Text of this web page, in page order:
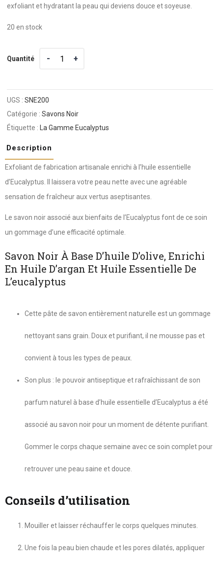
exfoliant et hydratant la peau qui deviens douce et soyeuse.
20 en stock
Quantité
UGS :SNE200
Catégorie :Savons Noir
Étiquette :
La Gamme Eucalyptus
Description
Exfoliant de fabrication artisanale enrichi à l’huile essentielle
d’Eucalyptus. Il laissera votre peau nette avec une agréable
sensation de fraîcheur aux vertus aseptisantes.
Le savon noir associé aux bienfaits de l’Eucalyptus font de ce soin
un gommage d’une efficacité optimale.
Savon Noir À Base D’huile D’olive, Enrichi
En Huile D’argan Et Huile Essentielle De
L’eucalyptus
Cette pâte de savon entièrement naturelle est un gommage
nettoyant sans grain. Doux et purifiant, il ne mousse pas et
convient à tous les types de peaux.
Son plus : le pouvoir antiseptique et rafraîchissant de son
parfum naturel à base d’huile essentielle d’Eucalyptus a été
associé au savon noir pour un moment de détente purifiant.
Gommer le corps chaque semaine avec ce soin complet pour
retrouver une peau saine et douce.
Conseils d’utilisation
Mouiller et laisser réchauffer le corps quelques minutes.
Une fois la peau bien chaude et les pores dilatés, appliquer